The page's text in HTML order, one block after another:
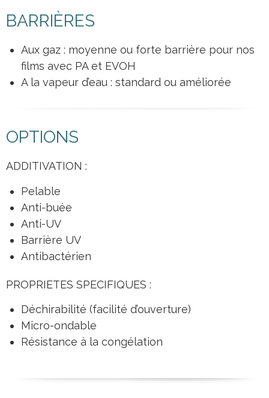
BARRIÈRES
Aux gaz : moyenne ou forte barrière pour nos
films avec PA et EVOH
A la vapeur d’eau : standard ou améliorée
OPTIONS
ADDITIVATION :
Pelable
Anti-buée
Anti-UV
Barrière UV
Antibactérien
PROPRIETES SPECIFIQUES :
Déchirabilité (facilité d’ouverture)
Micro-ondable
Résistance à la congélation